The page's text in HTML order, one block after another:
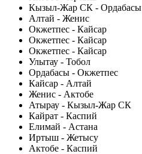
Кызыл-Жар СК - Ордабасы
Алтай - Женис
Окжетпес - Кайсар
Окжетпес - Кайсар
Окжетпес - Кайсар
Улытау - Тобол
Ордабасы - Окжетпес
Кайсар - Алтай
Женис - Актобе
Атырау - Кызыл-Жар СК
Кайрат - Каспий
Елимай - Астана
Иртыш - Жетысу
Актобе - Каспий